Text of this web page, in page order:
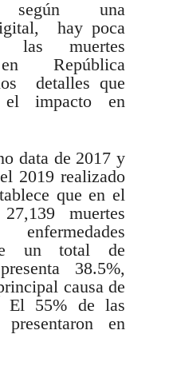
según una
hay poca
las muertes
en República
detalles que
el impacto en
data de 2017 y
2019 realizado
que en el
muertes
un total de
38.5%,
causa de
El 55% de las
presentaron en